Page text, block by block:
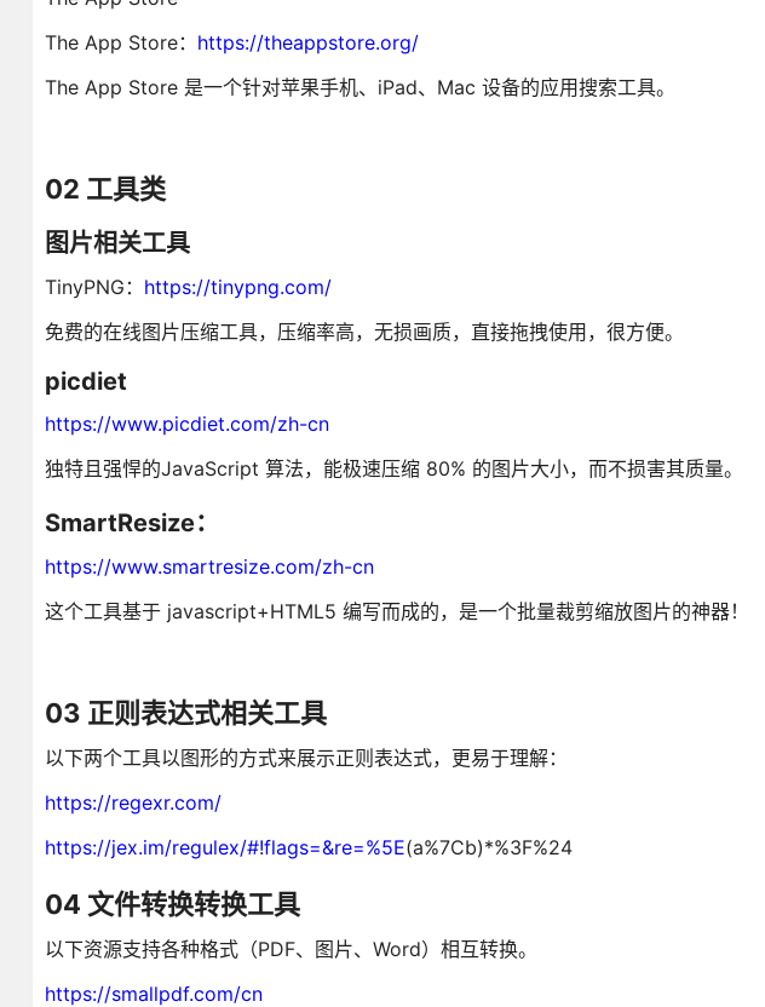
The App Store： https://theappstore.org/
The App Store 是一个针对苹果手机、iPad、Mac 设备的应用搜索工具。
02 工具类
图片相关工具
TinyPNG： https://tinypng.com/
免费的在线图片压缩工具，压缩率高，无损画质，直接拖拽使用，很方便。
picdiet
https://www.picdiet.com/zh-cn
独特且强悍的JavaScript 算法，能极速压缩 80% 的图片大小，而不损害其质量。
SmartResize：
https://www.smartresize.com/zh-cn
这个工具基于 javascript+HTML5 编写而成的，是一个批量裁剪缩放图片的神器！
03 正则表达式相关工具
以下两个工具以图形的方式来展示正则表达式，更易于理解：
https://regexr.com/
https://jex.im/regulex/#!flags=&re=%5E(a%7Cb)*%3F%24
04 文件转换转换工具
以下资源支持各种格式（PDF、图片、Word）相互转换。
https://smallpdf.com/cn